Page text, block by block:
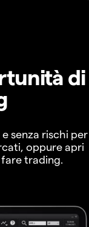
di
senza rischi per
oppure apri
fare trading.